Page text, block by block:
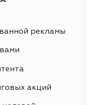
рекламы
акций